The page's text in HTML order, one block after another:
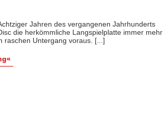
Jahren des vergangenen Jahrhunderts
die herkömmliche Langspielplatte immer mehr
raschen Untergang voraus. [...]